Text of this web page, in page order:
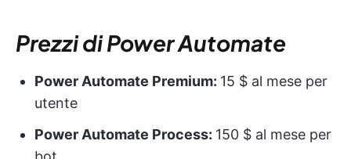
Prezzi di Power Automate
Power Automate Premium: 15 $ al mese per
utente
Power Automate Process: 150 $ al mese per